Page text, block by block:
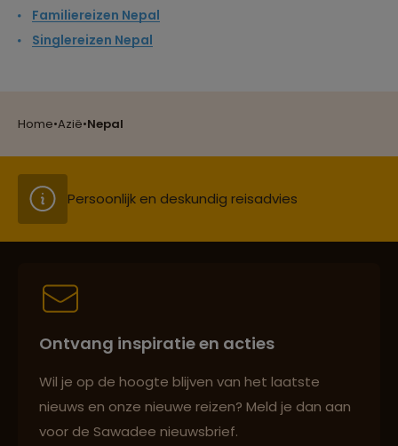
Home•Azië•Nepal
Familiereizen Nepal
Singlereizen Nepal
Reizen met oog voor mens, cultuur en milieu
Persoonlijk en deskundig reisadvies
Best beoordeelde reisroutes
Ontvang inspiratie en acties
Wil je op de hoogte blijven van het laatste
nieuws en onze nieuwe reizen? Meld je dan aan
voor de Sawadee nieuwsbrief.